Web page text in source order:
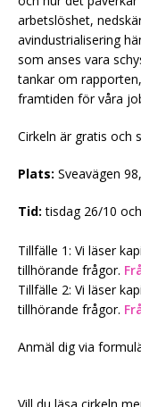
arbetslöshet,
avindustrialisering
som anses vara
tankar om
framtiden för våra
Cirkeln är gratis och
Plats: Sveavägen
Tid: tisdag 26/10
Tillfälle 1: Vi läser
tillhörande frågor.
Tillfälle 2: Vi läser
tillhörande frågor.
Anmäl dig via
Vill du läsa cirkeln